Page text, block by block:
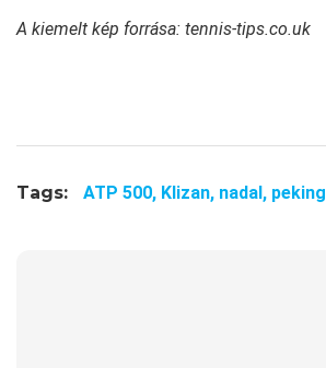
A kiemelt kép forrása: tennis-tips.co.uk
Tags: ATP 500, Klizan, nadal, peking